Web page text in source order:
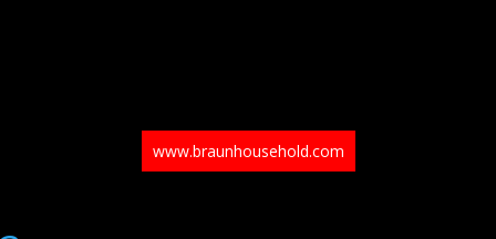
www.braunhousehold.com